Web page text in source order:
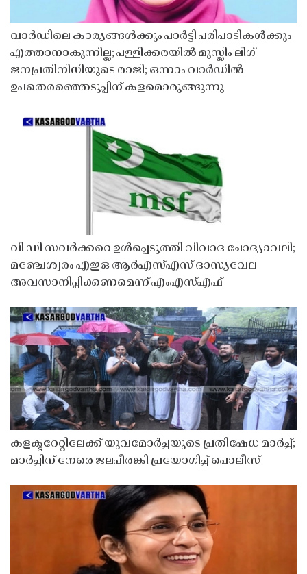
വാർഡിലെ കാര്യങ്ങൾക്കും പാർട്ടി പരിപാടികൾക്കും
എത്താനാകുന്നില്ല; പള്ളിക്കരയിൽ മുസ്ലിം ലീഗ്
ജനപ്രതിനിധിയുടെ രാജി; ഒന്നാം വാർഡിൽ
ഉപതെരഞ്ഞെടുപ്പിന് കളമൊരുങ്ങുന്നു
വി ഡി സവർക്കറെ ഉൾപ്പെടുത്തി വിവാദ ചോദ്യാവലി;
മഞ്ചേശ്വരം എഇഒ ആർഎസ്എസ് ദാസ്യവേല
അവസാനിപ്പിക്കണമെന്ന് എംഎസ്എഫ്
കളക്ടറേറ്റിലേക്ക് യുവമോർച്ചയുടെ പ്രതിഷേധ മാർച്ച്;
മാർച്ചിന് നേരെ ജലപീരങ്കി പ്രയോഗിച്ച് പൊലീസ്